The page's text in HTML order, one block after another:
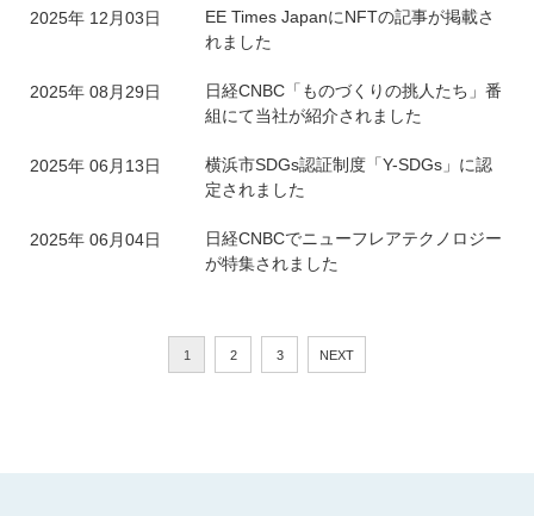
2025年 12月03日
EE Times JapanにNFTの記事が掲載さ
れました
2025年 08月29日
日経CNBC「ものづくりの挑人たち」番
組にて当社が紹介されました
2025年 06月13日
横浜市SDGs認証制度「Y-SDGs」に認
定されました
2025年 06月04日
日経CNBCでニューフレアテクノロジー
が特集されました
1 2 3 NEXT